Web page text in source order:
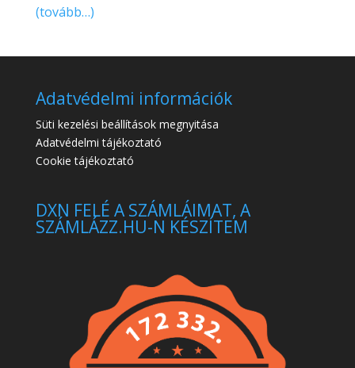
(tovább…)
Adatvédelmi információk
Süti kezelési beállítások megnyitása
Adatvédelmi tájékoztató
Cookie tájékoztató
DXN FELÉ A SZÁMLÁIMAT, A
SZÁMLÁZZ.HU-N KÉSZÍTEM